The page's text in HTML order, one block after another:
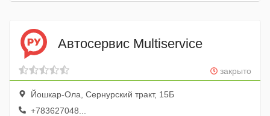
Автосервис Multiservice
закрыто
Йошкар-Ола, Сернурский тракт, 15Б
+783627048...